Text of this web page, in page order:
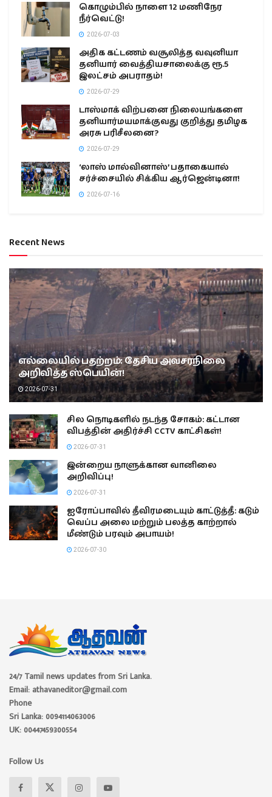
கொழும்பில் நாளை 12 மணிநேர
நீர்வெட்டு!
2026-07-03
அதிக கட்டணம் வசூலித்த வவுனியா
தனியார் வைத்தியசாலைக்கு ரூ.5
இலட்சம் அபராதம்!
2026-07-29
டாஸ்மாக் விற்பனை நிலையங்களை
தனியார்மயமாக்குவது குறித்து தமிழக
அரசு பரிசீலனை?
2026-07-29
‘லாஸ் மால்வினாஸ்’ பதாகையால்
சர்ச்சையில் சிக்கிய ஆர்ஜென்டினா!
2026-07-16
Recent News
எல்லையில் பதற்றம்: தேசிய அவசரநிலை
அறிவித்த ஸ்பெயின்!
2026-07-31
சில நொடிகளில் நடந்த சோகம்: கட்டான
விபத்தின் அதிர்ச்சி CCTV காட்சிகள்!
2026-07-31
இன்றைய நாளுக்கான வானிலை
அறிவிப்பு!
2026-07-31
ஐரோப்பாவில் தீவிரமடையும் காட்டுத்தீ: கடும்
வெப்ப அலை மற்றும் பலத்த காற்றால்
மீண்டும் பரவும் அபாயம்!
2026-07-30
24/7 Tamil news updates from Sri Lanka.
Email: athavaneditor@gmail.com
Phone
Sri Lanka: 0094114063006
UK: 00447459300554
Follow Us